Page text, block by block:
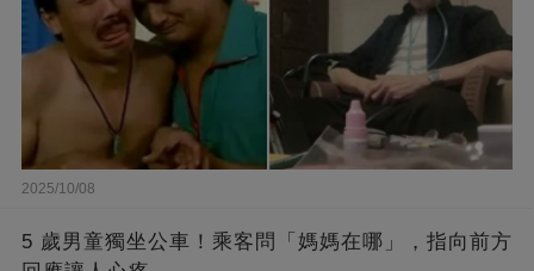
2025/10/08
5 歲男童獨坐公車！乘客問「媽媽在哪」，指向前方